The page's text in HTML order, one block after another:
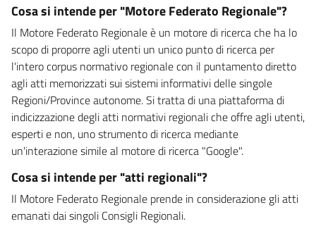
Cosa si intende per "Motore Federato Regionale"?
Il Motore Federato Regionale è un motore di ricerca che ha lo
scopo di proporre agli utenti un unico punto di ricerca per
l'intero corpus normativo regionale con il puntamento diretto
agli atti memorizzati sui sistemi informativi delle singole
Regioni/Province autonome. Si tratta di una piattaforma di
indicizzazione degli atti normativi regionali che offre agli utenti,
esperti e non, uno strumento di ricerca mediante
un'interazione simile al motore di ricerca "Google".
Cosa si intende per "atti regionali"?
Il Motore Federato Regionale prende in considerazione gli atti
emanati dai singoli Consigli Regionali.